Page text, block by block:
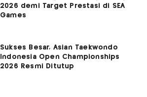
2026 demi Target Prestasi di SEA
Games
Sukses Besar, Asian Taekwondo
Indonesia Open Championships
2026 Resmi Ditutup